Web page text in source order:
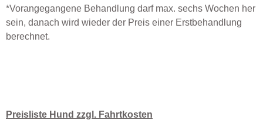
*Vorangegangene Behandlung darf max. sechs Wochen her
sein, danach wird wieder der Preis einer Erstbehandlung
berechnet.
Preisliste Hund zzgl. Fahrtkosten